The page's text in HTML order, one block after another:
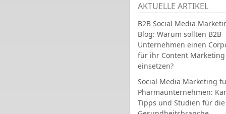
AKTUELLE ARTIKEL
B2B Social Media
Blog: Warum sollten B2B
Unternehmen einen
für ihr Content Marketing
einsetzen?
Social Media Marketing
Pharmaunternehmen:
Tipps und Studien für die